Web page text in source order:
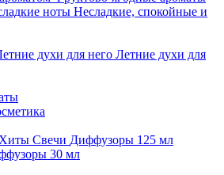
ноты Несладкие, спокойные и
духи для него Летние духи для
Хиты Свечи Диффузоры 125 мл
30 мл